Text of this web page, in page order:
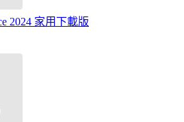
2024 家用下載版